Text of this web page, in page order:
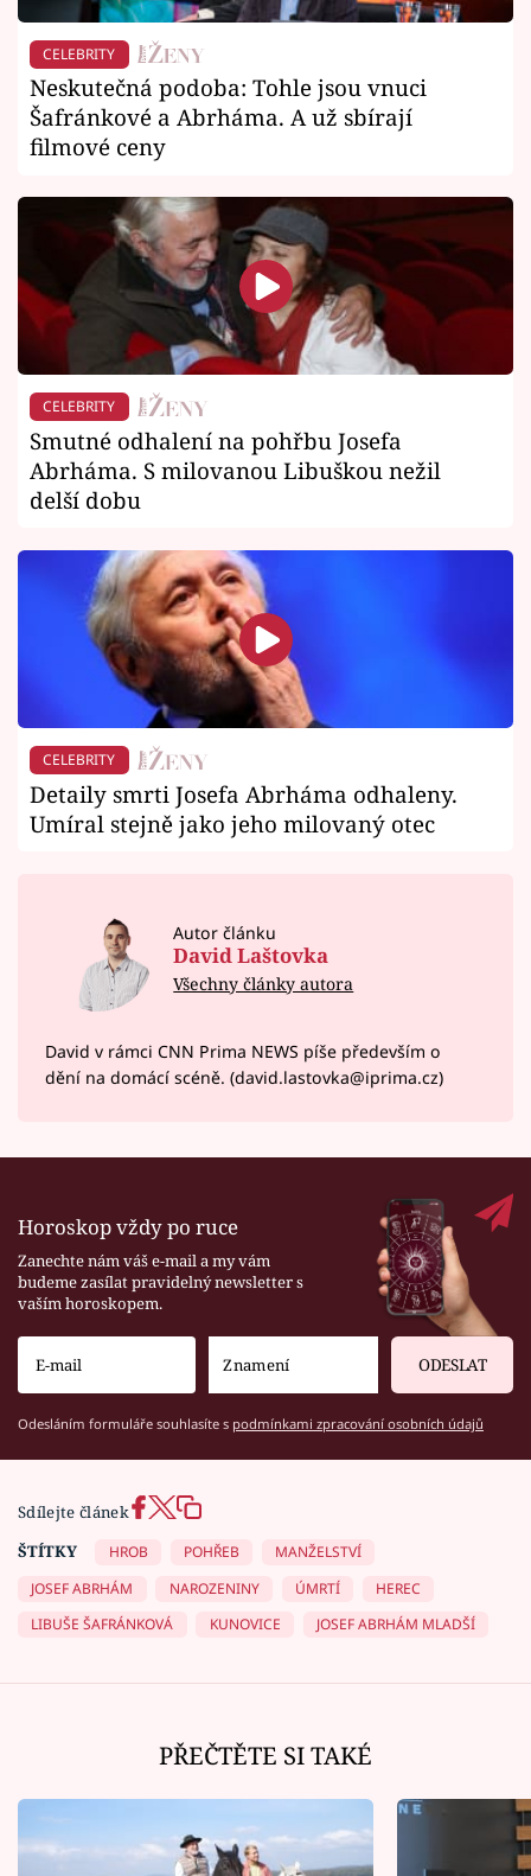
CELEBRITY
Neskutečná podoba: Tohle jsou vnuci
Šafránkové a Abrháma. A už sbírají
filmové ceny
CELEBRITY
Smutné odhalení na pohřbu Josefa
Abrháma. S milovanou Libuškou nežil
delší dobu
CELEBRITY
Detaily smrti Josefa Abrháma odhaleny.
Umíral stejně jako jeho milovaný otec
Autor článku
David Laštovka
Všechny články autora
David v rámci CNN Prima NEWS píše především o
dění na domácí scéně. (david.lastovka@iprima.cz)
Horoskop vždy po ruce
Zanechte nám váš e-mail a my vám
budeme zasílat pravidelný newsletter s
vaším horoskopem.
ODESLAT
Odesláním formuláře souhlasíte s podmínkami zpracování osobních údajů
Sdílejte článek
ŠTÍTKY
HROB POHŘEB
MANŽELSTVÍ
JOSEF ABRHÁM
NAROZENINY ÚMRTÍ
HEREC
LIBUŠE ŠAFRÁNKOVÁ
KUNOVICE JOSEF ABRHÁM MLADŠÍ
PŘEČTĚTE SI TAKÉ